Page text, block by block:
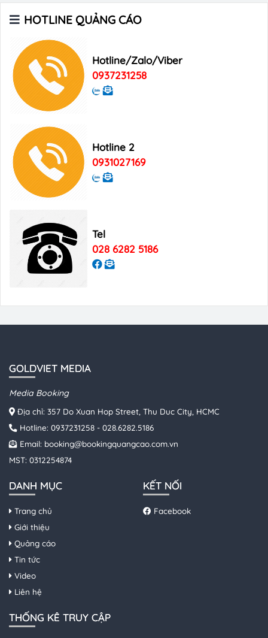
Các Tạp chí Hàn Quốc tại Việt Nam
Các Tạp chí trên máy bay
Xu hướng quảng cáo trên xe ô tô
Digital Marketing
HOTLINE QUẢNG CÁO
Hotline/Zalo/Viber
0937231258
Hotline 2
0931027169
Tel
028 6282 5186
GOLDVIET MEDIA
Media Booking
Địa chỉ: 357 Do Xuan Hop Street, Thu Duc City, HCMC
Hotline: 0937231258 - 028.6282.5186
Email: booking@bookingquangcao.com.vn
MST: 0312254874
DANH MỤC
Trang chủ
Giới thiệu
Quảng cáo
Tin tức
Video
Liên hệ
KẾT NỐI
Facebook
THỐNG KÊ TRUY CẬP